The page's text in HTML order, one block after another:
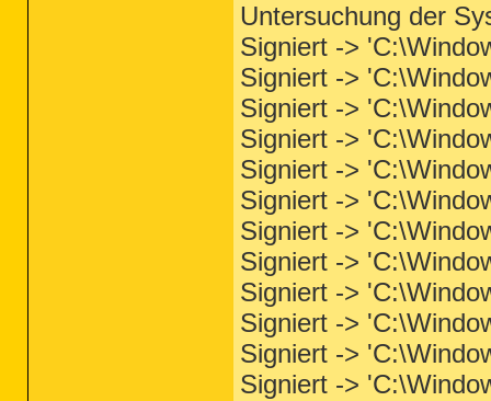
Untersuchung der
Signiert ->
Signiert ->
Signiert ->
Signiert ->
Signiert ->
Signiert ->
Signiert ->
Signiert ->
Signiert ->
Signiert ->
Signiert ->
Signiert ->